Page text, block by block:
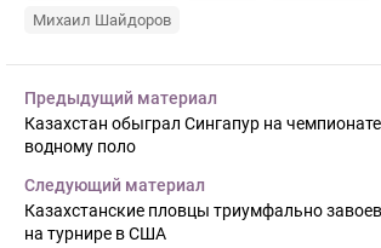
Михаил Шайдоров
Предыдущий материал
Казахстан обыграл Сингапур на
водному поло
Следующий материал
Казахстанские пловцы триумфально
на турнире в США